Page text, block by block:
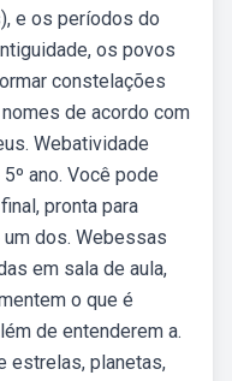
e os períodos do
os povos
constelações
de acordo com
Webatividade
ano. Você pode
pronta para
dos. Webessas
em sala de aula,
o que é
de entenderem a.
estrelas, planetas,